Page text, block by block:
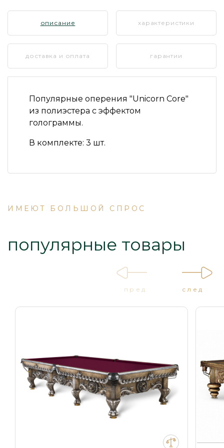
описание характеристики
доставка и оплата гарантии
Популярные оперения "Unicorn Core"
из полиэстера с эффектом
голограммы.
В комплекте: 3 шт.
ИМЕЮТ БОЛЬШОЙ СПРОС
популярные товары
пред след